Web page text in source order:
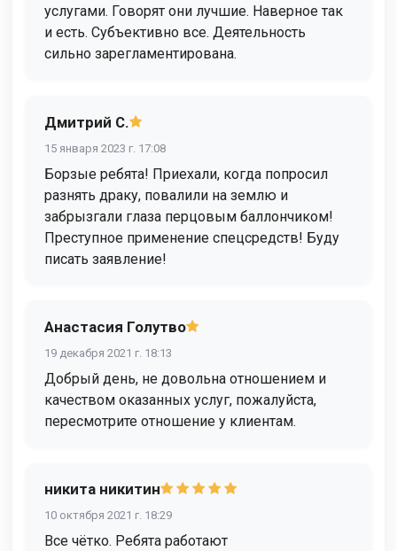
услугами. Говорят они лучшие. Наверное так
и есть. Субъективно все. Деятельность
сильно зарегламентирована.
Дмитрий С.
15 января 2023 г. 17:08
Борзые ребята! Приехали, когда попросил
разнять драку, повалили на землю и
забрызгали глаза перцовым баллончиком!
Преступное применение спецсредств! Буду
писать заявление!
Анастасия Голутво
19 декабря 2021 г. 18:13
Добрый день, не довольна отношением и
качеством оказанных услуг, пожалуйста,
пересмотрите отношение у клиентам.
никита никитин
10 октября 2021 г. 18:29
Все чётко. Ребята работают